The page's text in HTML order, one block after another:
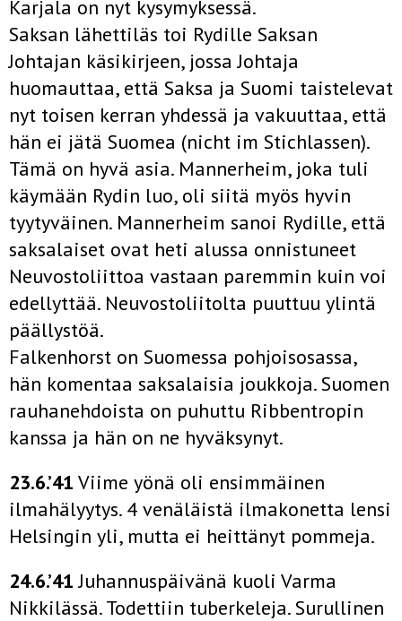
Karjala on nyt kysymyksessä.
Saksan lähettiläs toi Rydille Saksan
Johtajan käsikirjeen, jossa Johtaja
huomauttaa, että Saksa ja Suomi taistelevat
nyt toisen kerran yhdessä ja vakuuttaa, että
hän ei jätä Suomea (nicht im Stichlassen).
Tämä on hyvä asia. Mannerheim, joka tuli
käymään Rydin luo, oli siitä myös hyvin
tyytyväinen. Mannerheim sanoi Rydille, että
saksalaiset ovat heti alussa onnistuneet
Neuvostoliittoa vastaan paremmin kuin voi
edellyttää. Neuvostoliitolta puuttuu ylintä
päällystöä.
Falkenhorst on Suomessa pohjoisosassa,
hän komentaa saksalaisia joukkoja. Suomen
rauhanehdoista on puhuttu Ribbentropin
kanssa ja hän on ne hyväksynyt.
23.6.’41 Viime yönä oli ensimmäinen
ilmahälyytys. 4 venäläistä ilmakonetta lensi
Helsingin yli, mutta ei heittänyt pommeja.
24.6.’41Juhannuspäivänä kuoli Varma
Nikkilässä. Todettiin tuberkeleja. Surullinen